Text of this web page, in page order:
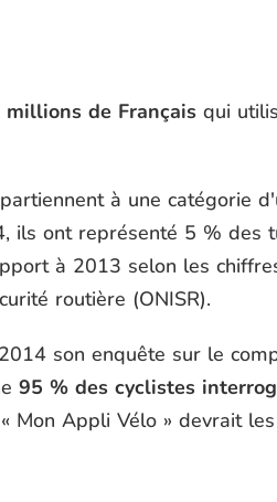
de Françaisqui
à une catégorie
ils ont représenté 5 % des
à 2013 selon les
routière (ONISR).
son enquête sur le
95 % des cyclistes
Mon Appli Vélo » devrait